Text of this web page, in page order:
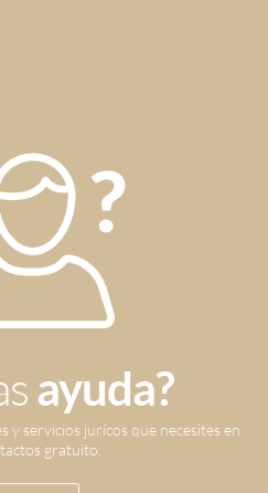
ayuda?
y servicios jurícos que necesites en
gratuito.